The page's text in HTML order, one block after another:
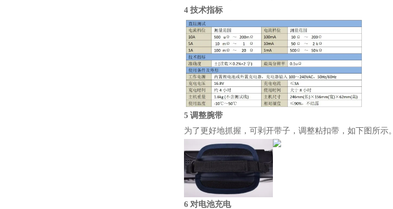
4 技术指标
5 调整腕带
为了更好地抓握，可剥开带子，调整粘扣带，如下图所示。
6 对电池充电